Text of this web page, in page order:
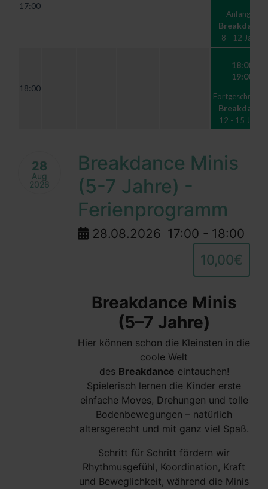
17:00
Anfänger
Breakdance
8 - 12 Jahre
18:00
18:00
19:00
Breakdance
12 - 15 Jahre
28
Aug
2026
Breakdance Minis
(5-7 Jahre) -
Ferienprogramm
28.08.2026 17:00 - 18:00
10,00€
Breakdance Minis
(5–7 Jahre)
Hier können schon die Kleinsten in die
coole Welt
des Breakdance eintauchen!
Spielerisch lernen die Kinder erste
einfache Moves, Drehungen und tolle
Bodenbewegungen – natürlich
altersgerecht und mit ganz viel Spaß.
Schritt für Schritt fördern wir
Rhythmusgefühl, Koordination, Kraft
und Beweglichkeit, während die Minis